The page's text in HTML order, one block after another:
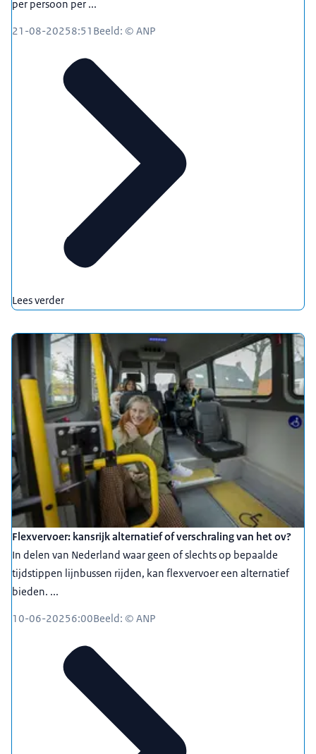
per persoon per ...
21-08-20258:51 Beeld: © ANP
Lees verder
Flexvervoer: kansrijk alternatief of verschraling van het ov?
In delen van Nederland waar geen of slechts op bepaalde
tijdstippen lijnbussen rijden, kan flexvervoer een alternatief
bieden. ...
10-06-20256:00Beeld: © ANP